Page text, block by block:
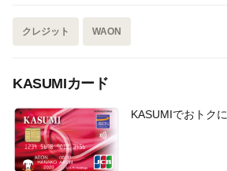
クレジット WAON
KASUMIカード
KASUMIでおトク